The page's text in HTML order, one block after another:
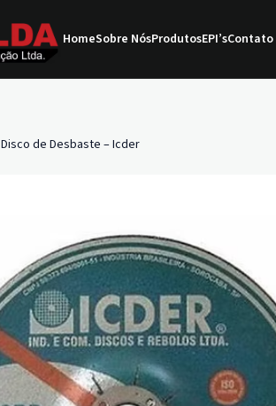
HomeSobre NósProdutosEPI’sContato
Disco de Desbaste – Icder